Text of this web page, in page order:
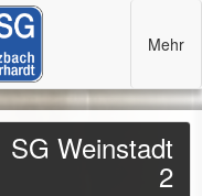
SG Weinstadt
2
Mehr